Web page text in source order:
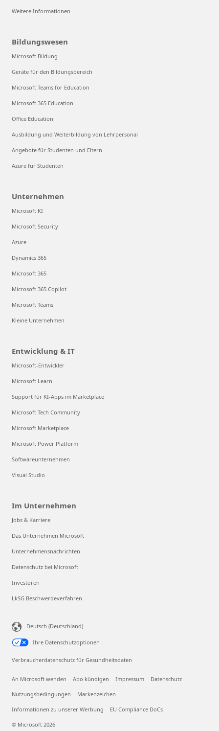
Weitere Informationen
Bildungswesen
Microsoft Bildung
Geräte für den Bildungsbereich
Microsoft Teams for Education
Microsoft 365 Education
Office Education
Ausbildung und Weiterbildung von Lehrpersonal
Angebote für Studenten und Eltern
Azure für Studenten
Unternehmen
Microsoft KI
Microsoft Security
Azure
Dynamics 365
Microsoft 365
Microsoft 365 Copilot
Microsoft Teams
Kleine Unternehmen
Entwicklung & IT
Microsoft-Entwickler
Microsoft Learn
Support für KI-Apps im Marketplace
Microsoft Tech Community
Microsoft Marketplace
Microsoft Power Platform
Softwareunternehmen
Visual Studio
Im Unternehmen
Jobs & Karriere
Das Unternehmen Microsoft
Unternehmensnachrichten
Datenschutz bei Microsoft
Investoren
LkSG Beschwerdeverfahren
Deutsch (Deutschland)
Ihre Datenschutzoptionen
Verbraucherdatenschutz für Gesundheitsdaten
An Microsoft wenden Abo kündigen Impressum Datenschutz
Nutzungsbedingungen Markenzeichen
Informationen zu unserer Werbung EU Compliance DoCs
© Microsoft 2026